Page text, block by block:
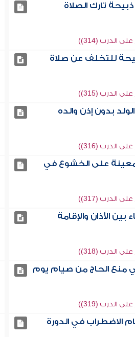
تارك الصلاة
الدرب (314))
للتخلف عن صلاة
الدرب (315))
بدون إذن والده
الدرب (316))
على الخشوع في
الدرب (317))
بين الأذان والإقامة
الدرب (318))
منع الحاج من صيام يوم
الدرب (319))
الاضطراب في الدورة